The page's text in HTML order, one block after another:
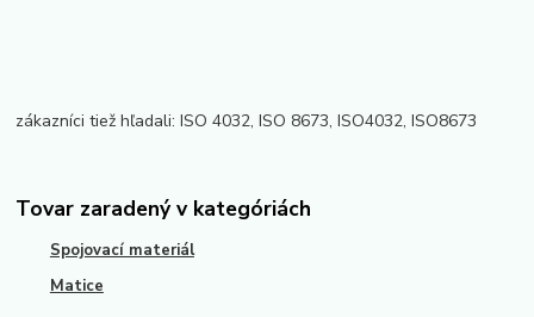
zákazníci tiež hľadali: ISO 4032, ISO 8673, ISO4032, ISO8673
Tovar zaradený v kategóriách
Spojovací materiál
Matice